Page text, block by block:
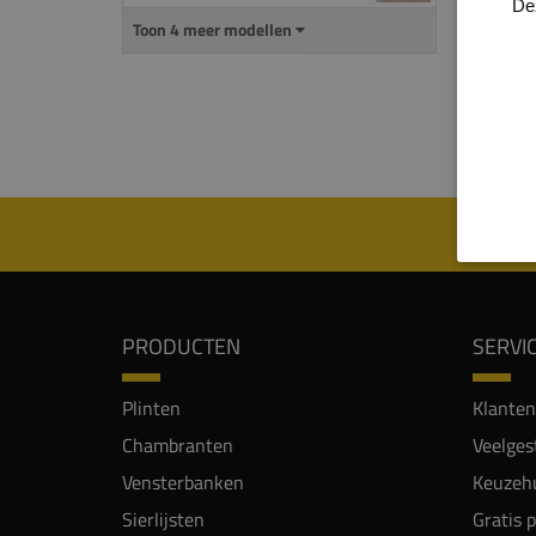
Toon 4 meer modellen
Let
PRODUCTEN
Plinten
Chambranten
Vensterbanken
Sierlijsten
Gratis